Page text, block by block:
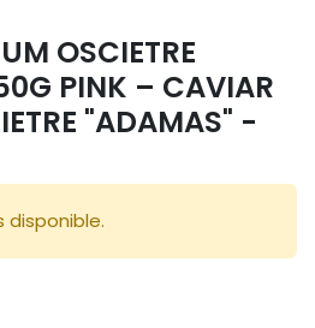
OSCIETRE
PINK – CAVIAR
"ADAMAS" -
disponible.